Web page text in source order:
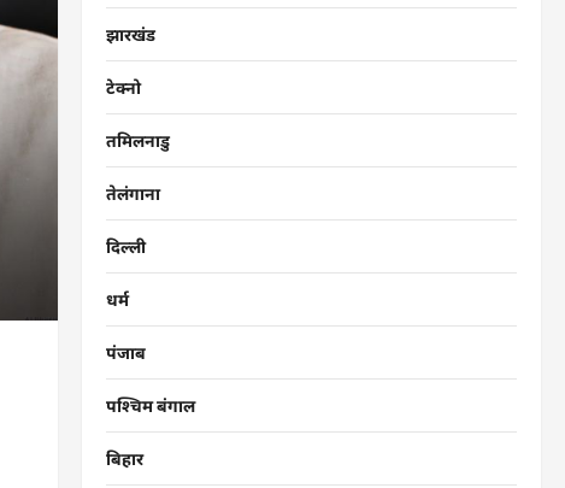
झारखंड
टेक्नो
तमिलनाडु
तेलंगाना
दिल्ली
धर्म
पंजाब
पश्चिम बंगाल
बिहार